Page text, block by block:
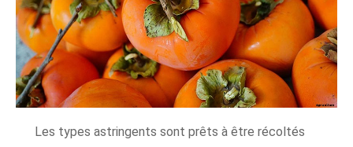
Les types astringents sont prêts à être récoltés